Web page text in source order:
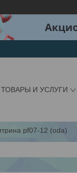
ТОВАРЫ И УСЛУГИ
pf07-12 (oda)